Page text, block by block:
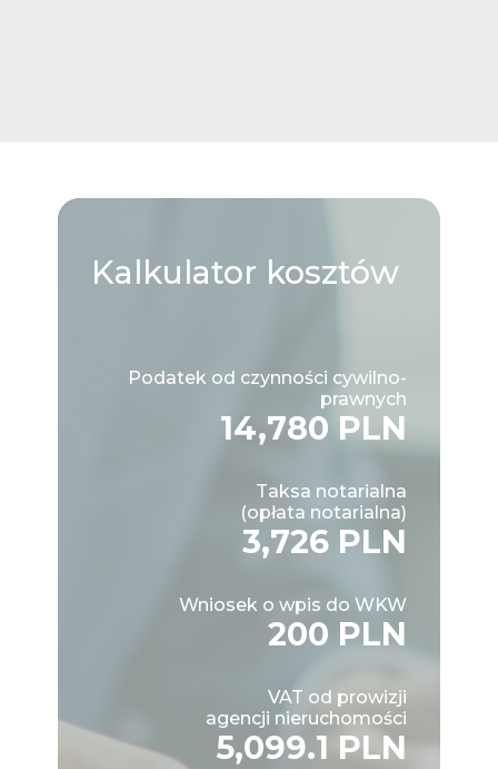
Kalkulator kosztów
Podatek od czynności cywilno-
prawnych
14,780 PLN
Taksa notarialna
(opłata notarialna)
3,726 PLN
Wniosek o wpis do WKW
200 PLN
VAT od prowizji
agencji nieruchomości
5,099.1 PLN